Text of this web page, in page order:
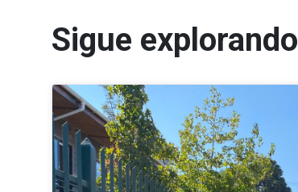
Sigue explorando